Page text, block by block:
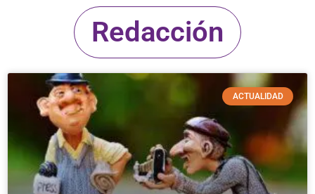
Redacción
ACTUALIDAD